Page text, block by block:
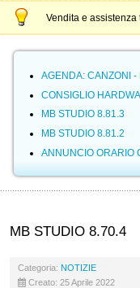
Vendita e assistenza
AGENDA: CANZONI -
CONSIGLIO
MB STUDIO 8.81.3
MB STUDIO 8.81.2
ANNUNCIO ORARIO
MB STUDIO 8.70.4
Categoria: NOTIZIE
Creato: 25 Aprile 2022